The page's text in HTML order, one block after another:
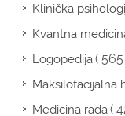
Klinička
Kvantna
Logopedija( 565
Maksilofacijalna
Medicina rada(